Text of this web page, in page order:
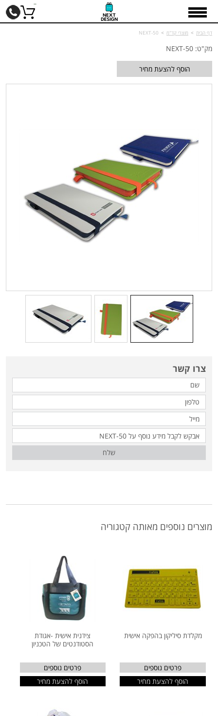
דף הבית > מוצרי קד"מ >
NEXT-50
מק"ט: NEXT-50
הוסף להצעת מחיר
צרו קשר
שלח
מוצרים נוספים מאותה קטגוריה
מקלדת סיליקון בהפקה אישית
פרטים נוספים
הוסף להצעת מחיר
צידנית אישית -אגודת
הסטודנטים של הטכניון
פרטים נוספים
הוסף להצעת מחיר